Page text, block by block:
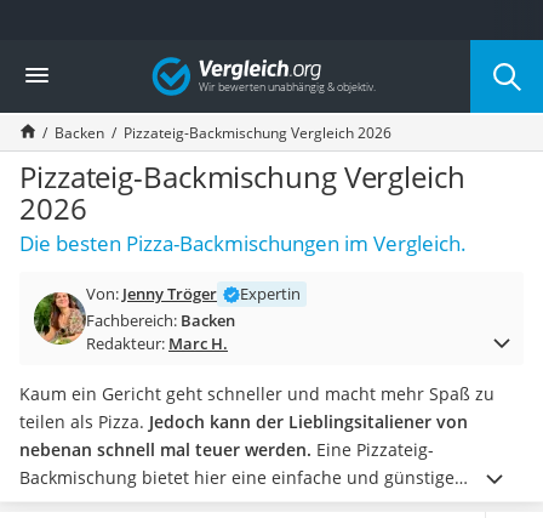
Die beliebtesten Vergleiche nach Kategorie
Lebensmittel
Schwarzkümmelöl
Knäckebrot
Schwarzkümmelöl-Kapseln
Manukahonig
Eiklar
Astronautenkost
Schwarzkümmelöl bio
Sardinen
Gemüsebrühe
Eiskaffee-Pulver
Irischer Whiskey
Grapefruitkernextrakt
Matcha-Set
Vergleich
Backen Pizzateig-Backmischung Vergleich 2026
Pizzateig-Backmischung Vergleich
2026
Die besten Pizza-Backmischungen im Vergleich.
Von: Jenny Tröger
Expertin
Fachbereich: Backen
Redakteur: Marc H.
Kaum ein Gericht geht schneller und macht mehr Spaß zu
teilen als Pizza. Jedoch kann der Lieblingsitaliener von
nebenan schnell mal teuer werden. Eine Pizzateig-
Backmischung bietet hier eine einfache und günstige
Abwechslung – auch ohnePizzaofen.Damit Ihr persönlicher